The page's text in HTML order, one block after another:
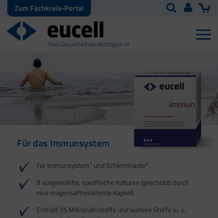
Zum Fachkreis-Portal
Für das Immunsystem
Für Immunsystem1 und Schleimhäute2
9 ausgewählte, spezifische Kulturen (geschützt durch
eine magensaftresistente Kapsel)
Enthält 55 Mikronährstoffe und weitere Stoffe (u. a.
Für Haut, Haare und
4
Für Ihre natürliche